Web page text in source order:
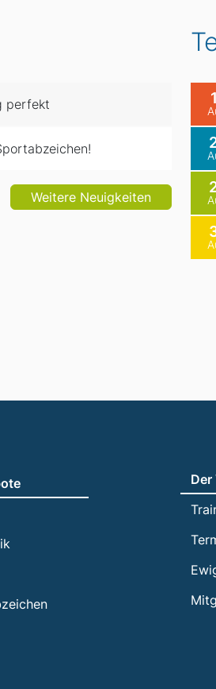
perfekt
Weitere Neuigkeiten
Der